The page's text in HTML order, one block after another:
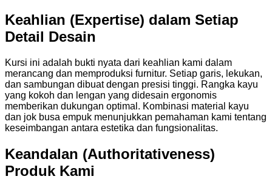
Keahlian (Expertise) dalam Setiap
Detail Desain
Kursi ini adalah bukti nyata dari keahlian kami dalam
merancang dan memproduksi furnitur. Setiap garis, lekukan,
dan sambungan dibuat dengan presisi tinggi. Rangka kayu
yang kokoh dan lengan yang didesain ergonomis
memberikan dukungan optimal. Kombinasi material kayu
dan jok busa empuk menunjukkan pemahaman kami tentang
keseimbangan antara estetika dan fungsionalitas.
Keandalan (Authoritativeness)
Produk Kami